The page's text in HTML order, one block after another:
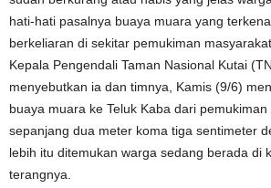
hati-hati pasalnya buaya muara yang
berkeliaran di sekitar pemukiman masyarakat.
Kepala Pengendali Taman Nasional Kutai
menyebutkan ia dan timnya, Kamis (9/6)
buaya muara ke Teluk Kaba dari pemukiman
sepanjang dua meter koma tiga sentimeter
lebih itu ditemukan warga sedang berada di
terangnya.